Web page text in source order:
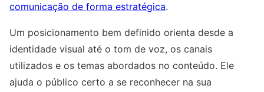
comunicação de forma estratégica.
Um posicionamento bem definido orienta desde a
identidade visual até o tom de voz, os canais
utilizados e os temas abordados no conteúdo. Ele
ajuda o público certo a se reconhecer na sua